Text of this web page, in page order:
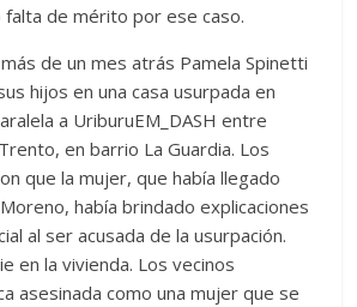
de mérito por ese caso.
de un mes atrás Pamela Spinetti
hijos en una casa usurpada en
a UriburuEM_DASH entre
en barrio La Guardia. Los
que la mujer, que había llegado
había brindado explicaciones
al ser acusada de la usurpación.
en la vivienda. Los vecinos
asesinada como una mujer que se